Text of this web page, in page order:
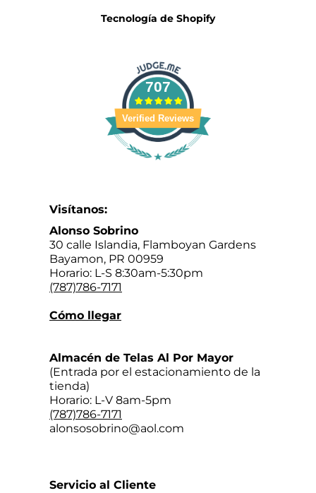
Tecnología de Shopify
707
Verified Reviews
Visítanos:
Alonso Sobrino
30 calle Islandia, Flamboyan Gardens
Bayamon, PR 00959
Horario: L-S 8:30am-5:30pm
(787)786-7171
Cómo llegar
Almacén de Telas Al Por Mayor
(Entrada por el estacionamiento de la
tienda)
Horario: L-V 8am-5pm
(787)786-7171
alonsosobrino@aol.com
Servicio al Cliente